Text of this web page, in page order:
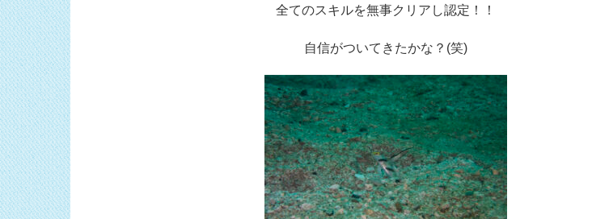
全てのスキルを無事クリアし認定！！
自信がついてきたかな？(笑)